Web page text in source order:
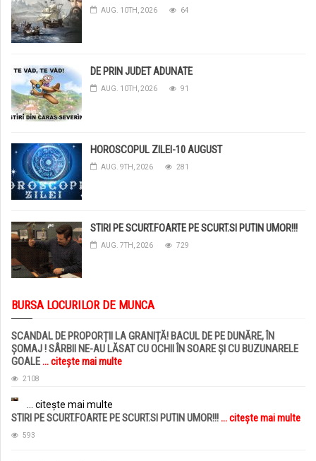
AUG. 10TH, 2026 64
DE PRIN JUDET ADUNATE
AUG. 10TH, 2026 91
HOROSCOPUL ZILEI-10 AUGUST
AUG. 9TH, 2026 281
STIRI PE SCURT.FOARTE PE SCURT.SI PUTIN UMOR!!!
AUG. 7TH, 2026 729
BURSA LOCURILOR DE MUNCA
SCANDAL DE PROPORȚII LA GRANIȚĂ! BACUL DE PE DUNĂRE, ÎN
ȘOMAJ ! SÂRBII NE-AU LĂSAT CU OCHII ÎN SOARE ȘI CU BUZUNARELE
GOALE... citește mai multe
2108
... citește mai multe
STIRI PE SCURT.FOARTE PE SCURT.SI PUTIN UMOR!!!... citește mai multe
593